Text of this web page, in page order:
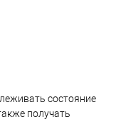
состояние
получать